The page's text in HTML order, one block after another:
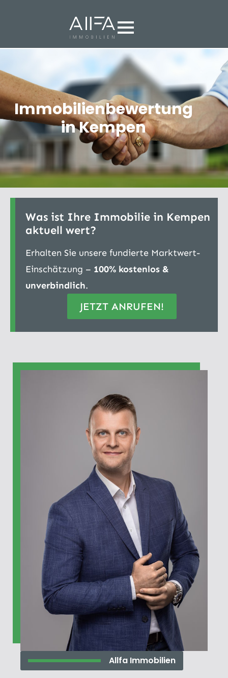
Immobilienbewertung
in Kempen
Was ist Ihre Immobilie in Kempen
aktuell wert?
Erhalten Sie unsere fundierte Marktwert-
Einschätzung – 100% kostenlos &
unverbindlich.
JETZT ANRUFEN!
Allfa Immobilien